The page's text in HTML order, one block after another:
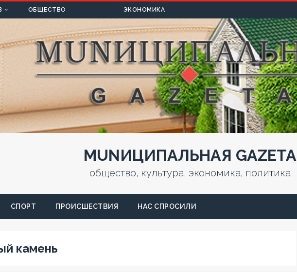
ОБЩЕСТВО ЭКОНОМИКА
MUNИЦИПАЛЬНАЯ GAZЕТА
общество, культура, экономика, политика
СПОРТ ПРОИСШЕСТВИЯ НАС СПРОСИЛИ
камень